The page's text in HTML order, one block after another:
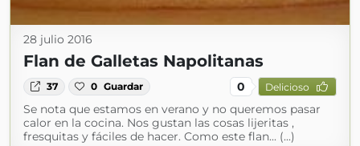
28 julio 2016
Flan de Galletas Napolitanas
37 0 Guardar 0 Delicioso
Se nota que estamos en verano y no queremos pasar
calor en la cocina. Nos gustan las cosas lijeritas ,
fresquitas y fáciles de hacer. Como este flan... (...)